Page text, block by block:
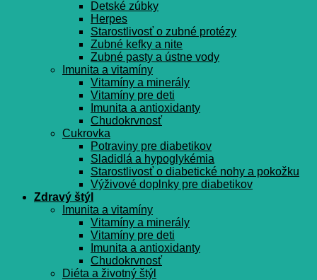
Detské zúbky
Herpes
Starostlivosť o zubné protézy
Zubné kefky a nite
Zubné pasty a ústne vody
Imunita a vitamíny
Vitamíny a minerály
Vitamíny pre deti
Imunita a antioxidanty
Chudokrvnosť
Cukrovka
Potraviny pre diabetikov
Sladidlá a hypoglykémia
Starostlivosť o diabetické nohy a pokožku
Výživové doplnky pre diabetikov
Zdravý štýl
Imunita a vitamíny
Vitamíny a minerály
Vitamíny pre deti
Imunita a antioxidanty
Chudokrvnosť
Diéta a životný štýl